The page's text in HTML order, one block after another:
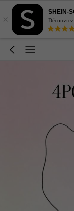
×
SHEIN-
Découvrez